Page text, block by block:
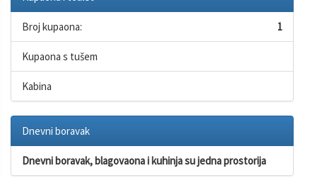
Broj kupaona: 1
Kupaona s tušem
Kabina
Dnevni boravak
Dnevni boravak, blagovaona i kuhinja su jedna prostorija